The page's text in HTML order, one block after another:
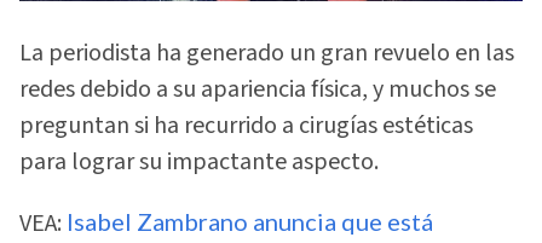
La periodista ha generado un gran revuelo en las
redes debido a su apariencia física, y muchos se
preguntan si ha recurrido a cirugías estéticas
para lograr su impactante aspecto.
VEA: Isabel Zambrano anuncia que está